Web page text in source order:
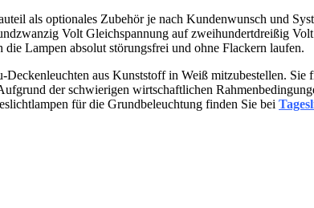
als optionales Zubehör je nach Kundenwunsch und
Volt Gleichspannung auf zweihundertdreißig
Lampen absolut störungsfrei und ohne Flackern laufen.
aus Kunststoff in Weiß mitzubestellen.
der schwierigen wirtschaftlichen
für die Grundbeleuchtung finden Sie bei